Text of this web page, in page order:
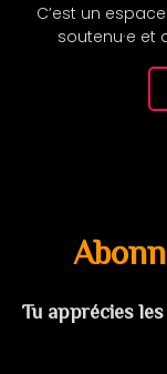
C’est un
soutenu·e et
Tu apprécies